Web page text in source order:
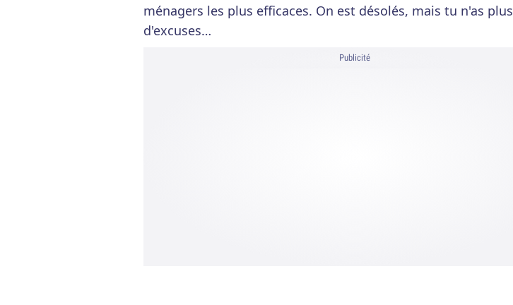
ménagers les plus efficaces. On est désolés, mais tu n'as plus
d'excuses…
Publicité